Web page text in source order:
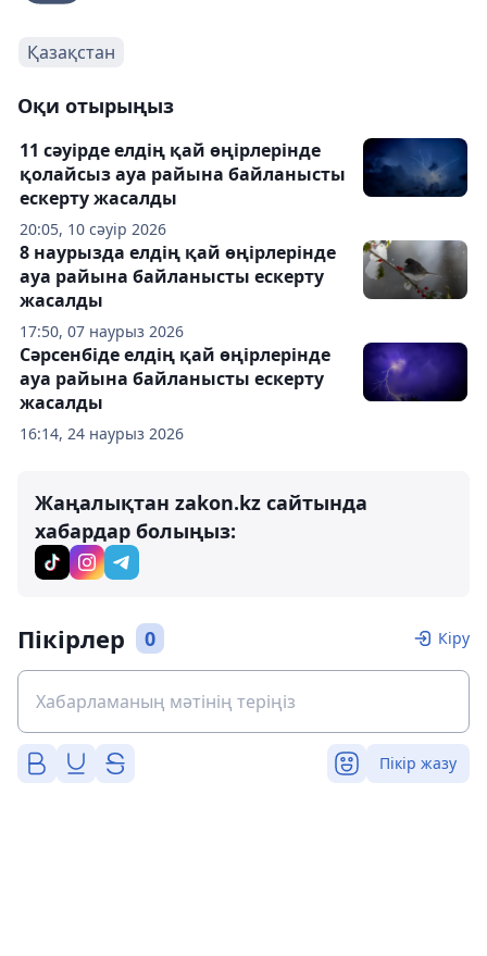
Қазақстан
Оқи отырыңыз
20:05, 10 сәуір 2026
11 сәуірде елдің қай өңірлерінде
қолайсыз ауа райына байланысты
ескерту жасалды
17:50, 07 наурыз 2026
8 наурызда елдің қай өңірлерінде
ауа райына байланысты ескерту
жасалды
16:14, 24 наурыз 2026
Сәрсенбіде елдің қай өңірлерінде
ауа райына байланысты ескерту
жасалды
Жаңалықтан zakon.kz сайтында
хабардар болыңыз:
Пікірлер 0 Кіру
Пікір жазу